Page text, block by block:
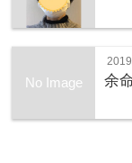
No Image 余